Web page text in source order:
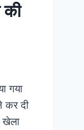
गया
कर दी
खेला